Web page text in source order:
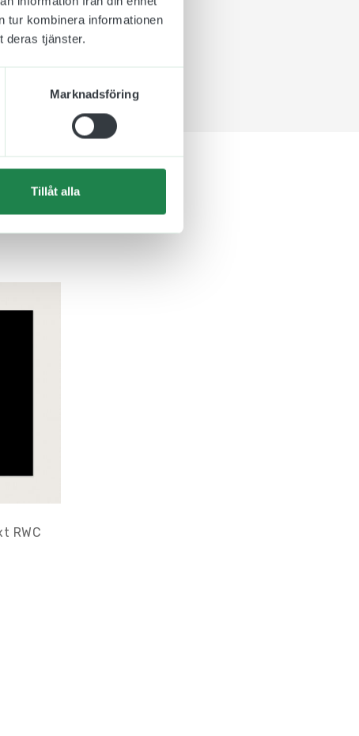
tur kombinera informationen
deras tjänster.
Marknadsföring
Tillåt alla
RWC